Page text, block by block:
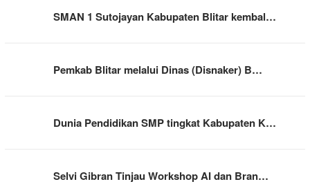
SMAN 1 Sutojayan Kabupaten Blitar kembal…
Pemkab Blitar melalui Dinas (Disnaker) B…
Dunia Pendidikan SMP tingkat Kabupaten K…
Selvi Gibran Tinjau Workshop AI dan Bran…